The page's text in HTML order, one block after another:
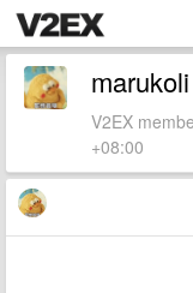
marukoli
V2EX
+08:00